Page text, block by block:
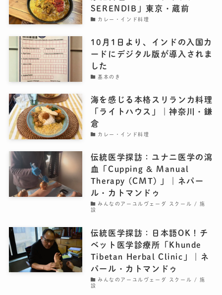
SERENDIB」東京・蔵前
カレー・インド料理
10月1日より、インドの入国カ
ードにデジタル版が導入されま
した
基本のき
海を感じる本格スリランカ料理
「ライトハウス」｜神奈川・鎌
倉
カレー・インド料理
伝統医学探訪：ユナニ医学の瀉
血「Cupping & Manual
Therapy (CMT) 」｜ネパー
ル・カトマンドゥ
みんなのアーユルヴェーダ スクール / 施
設
伝統医学探訪：日本語OK！チ
ベット医学診療所「Khunde
Tibetan Herbal Clinic」｜ネ
パール・カトマンドゥ
みんなのアーユルヴェーダ スクール / 施
設